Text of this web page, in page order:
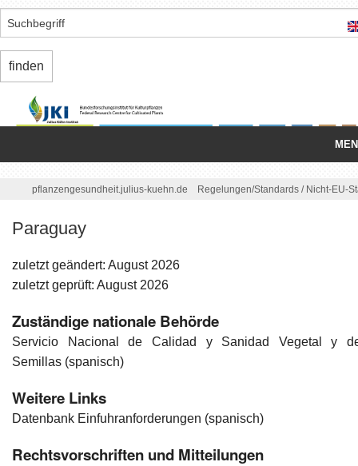
Einfuhr/Ausfuhr
Binnenmarkt
Regelungen/Standards
Ansprechpersonen
pflanzengesundheit.julius-kuehn.de Regelungen/Standards / Nicht-EU-
Paraguay
zuletzt geändert: August 2026
zuletzt geprüft: August 2026
Zuständige nationale Behörde
Servicio Nacional de Calidad y Sanidad Vegetal y
Semillas (spanisch)
Weitere Links
Datenbank Einfuhranforderungen (spanisch)
Rechtsvorschriften und Mitteilungen